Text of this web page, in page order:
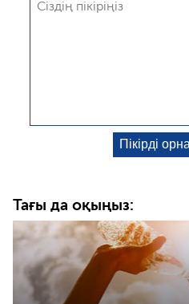
Тағы да оқыңыз: